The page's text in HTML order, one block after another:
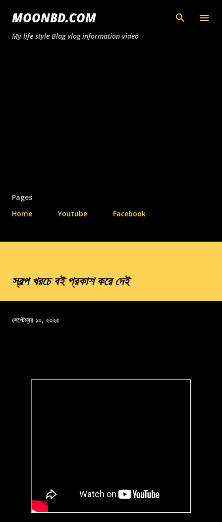
সরাসরি প্রধান সামগ্রীতে চলে যান
MOONBD.COM
My life style Blog vlog information video
Pages
Home
Youtube Facebook
স্বল্প খরচে বই প্রকাশ করে দেই
সেপ্টেম্বর ১০, ২০২৫